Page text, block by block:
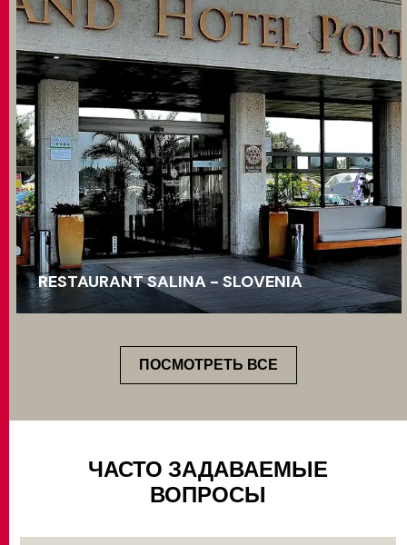
RESTAURANT SALINA - SLOVENIA
ПОСМОТРЕТЬ ВСЕ
ЧАСТО ЗАДАВАЕМЫЕ
ВОПРОСЫ